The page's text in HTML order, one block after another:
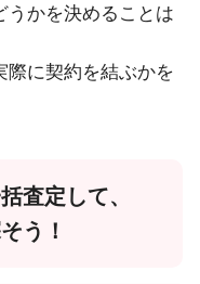
うかを決めることは
際に契約を結ぶかを
査定して、
う！